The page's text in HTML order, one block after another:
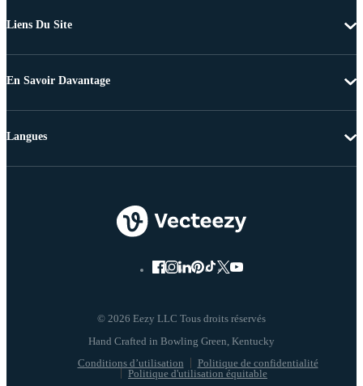
Liens Du Site
En Savoir Davantage
© 2026 Eezy LLC Tous droits réservés
Conditions d’utilisation
Politique de confidentialité
Politique d'utilisation équitable
Langues